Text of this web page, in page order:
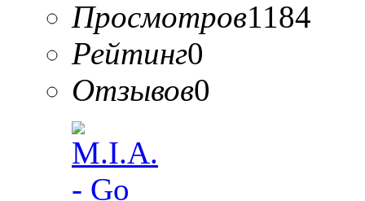
Просмотров1184
Рейтинг0
Отзывов0